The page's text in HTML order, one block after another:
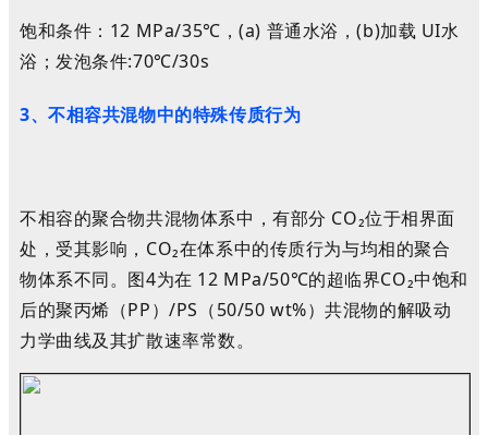
饱和条件 ： 12 MPa/35℃ ，(a) 普通水浴 ，(b)加载 UI水
浴 ；发泡条件:70℃/30s
3、不相容共混物中的特殊传质行为
不相容的聚合物共混物体系中，有部分 CO₂位于相界面
处，受其影响， CO₂在体系中的传质行为与均相的聚合
物体系不同。图4为在 12 MPa/50℃的超临界CO₂中饱和
后的聚丙烯（PP）/PS（50/50 wt%）共混物的解吸动
力学曲线及其扩散速率常数。